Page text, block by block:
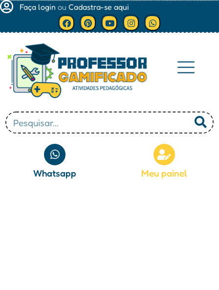
Faça login ou Cadastra-se aqui
Whatsapp Meu painel